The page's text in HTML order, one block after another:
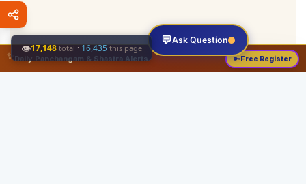
💬Ask Question
✨Daily Panchangam & Shastra Alerts 🔑Free Register
👁17,148 total · 16,435 this page